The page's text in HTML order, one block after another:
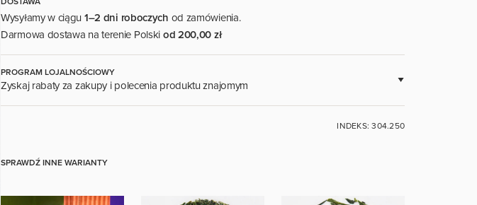
Wysyłamy w ciągu1–2 dni roboczych od zamówienia.
Darmowa dostawa na terenie Polskiod 200,00 zł
PROGRAM LOJALNOŚCIOWY
Zyskaj rabaty za zakupy i polecenia produktu znajomym
INDEKS: 304.250
SPRAWDŹ INNE WARIANTY